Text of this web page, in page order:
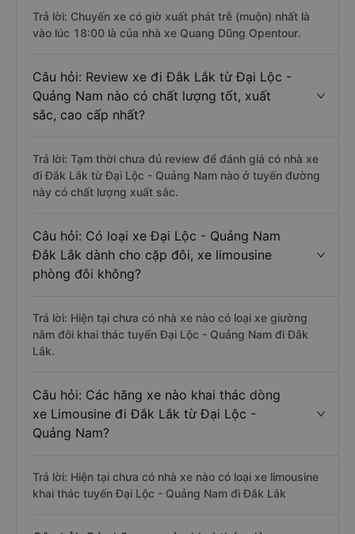
Trả lời: Chuyến xe có giờ xuất phát trễ (muộn) nhất là
vào lúc 18:00 là của nhà xe Quang Dũng Opentour.
Câu hỏi: Review xe đi Đắk Lắk từ Đại Lộc -
Quảng Nam nào có chất lượng tốt, xuất
sắc, cao cấp nhất?
Trả lời: Tạm thời chưa đủ review để đánh giá có nhà xe
đi Đắk Lắk từ Đại Lộc - Quảng Nam nào ở tuyến đường
này có chất lượng xuất sắc.
Câu hỏi: Có loại xe Đại Lộc - Quảng Nam
Đắk Lắk dành cho cặp đôi, xe limousine
phòng đôi không?
Trả lời: Hiện tại chưa có nhà xe nào có loại xe giường
nằm đôi khai thác tuyến Đại Lộc - Quảng Nam đi Đắk
Lắk.
Câu hỏi: Các hãng xe nào khai thác dòng
xe Limousine đi Đắk Lắk từ Đại Lộc -
Quảng Nam?
Trả lời: Hiện tại chưa có nhà xe nào có loại xe limousine
khai thác tuyến Đại Lộc - Quảng Nam đi Đắk Lắk